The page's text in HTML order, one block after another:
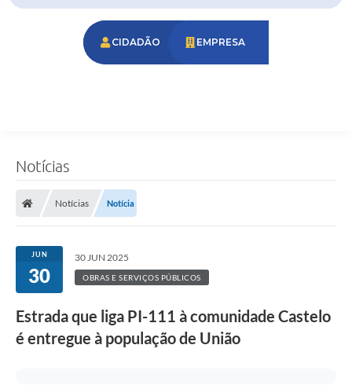
CIDADÃO EMPRESA
Notícias
Notícias Notícia
JUN
30
30 JUN 2025
OBRAS E SERVIÇOS PÚBLICOS
Estrada que liga PI-111 à comunidade Castelo
é entregue à população de União